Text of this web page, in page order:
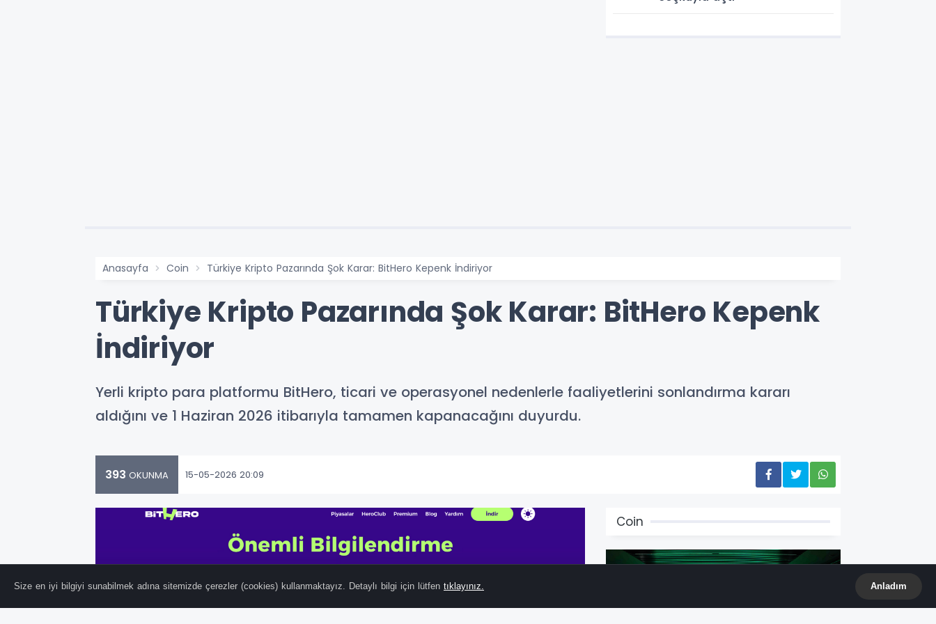
Anasayfa Coin Türkiye Kripto Pazarında Şok Karar: BitHero Kepenk İndiriyor
Türkiye Kripto Pazarında Şok Karar: BitHero Kepenk
İndiriyor
Yerli kripto para platformu BitHero, ticari ve operasyonel nedenlerle faaliyetlerini sonlandırma kararı
aldığını ve 1 Haziran 2026 itibarıyla tamamen kapanacağını duyurdu.
393 OKUNMA 15-05-2026 20:09
Coin
Size en iyi bilgiyi sunabilmek adına sitemizde çerezler (cookies) kullanmaktayız. Detaylı bilgi için lütfen tıklayınız. Anladım